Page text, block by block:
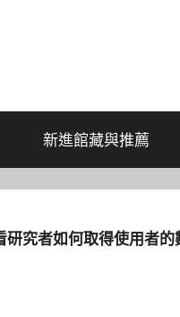
新進館藏與推薦
究者如何取得使用者的